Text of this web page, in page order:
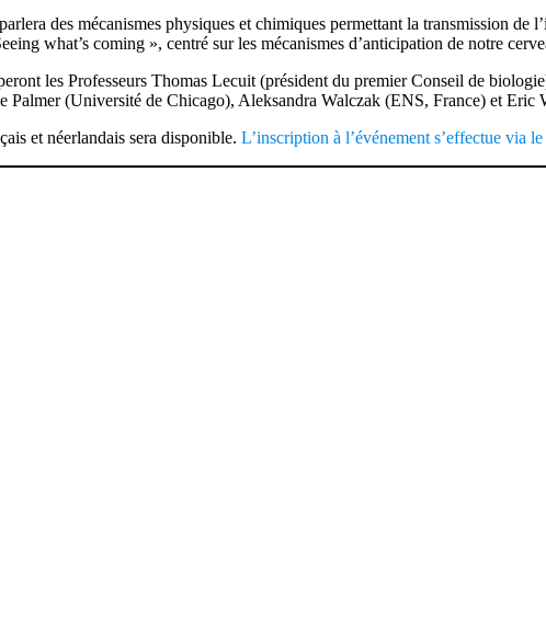
des mécanismes physiques et chimiques permettant la transmission de
what’s coming », centré sur les mécanismes d’anticipation de notre
les Professeurs Thomas Lecuit (président du premier Conseil de
(Université de Chicago), Aleksandra Walczak (ENS, France) et Eric
et néerlandais sera disponible. L’inscription à l’événement s’effectue via